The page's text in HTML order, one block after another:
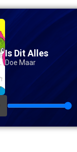
Is Dit Alles
Doe Maar